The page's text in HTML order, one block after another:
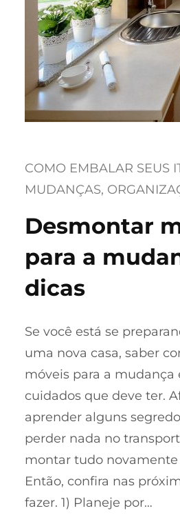
COMO EMBALAR SEUS
MUDANÇAS,
Desmontar
para a
dicas
Se você está se
uma nova casa, saber
móveis para a mudança
cuidados que deve ter.
aprender alguns
perder nada no
montar tudo
Então, confira nas
fazer. 1) Planeje por…